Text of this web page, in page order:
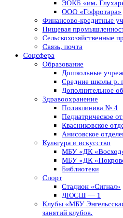
ЭОКБ «им.
ООО «Гофротара»
Финансово-кредитные
Пищевая
Сельскохозяйственные
Связь, почта
Соцсфера
Образование
Дошкольные
Средние школы р.
Дополнительное
Здравоохранение
Поликлиника № 4
Педиатрическое
Квасниковское
Анисовское
Культура и искусство
МБУ «ДК
МБУ «ДК
Библиотеки
Спорт
Стадион «Сигнал»
ДЮСШ — 1
Клубы «МБУ
занятий клубов.